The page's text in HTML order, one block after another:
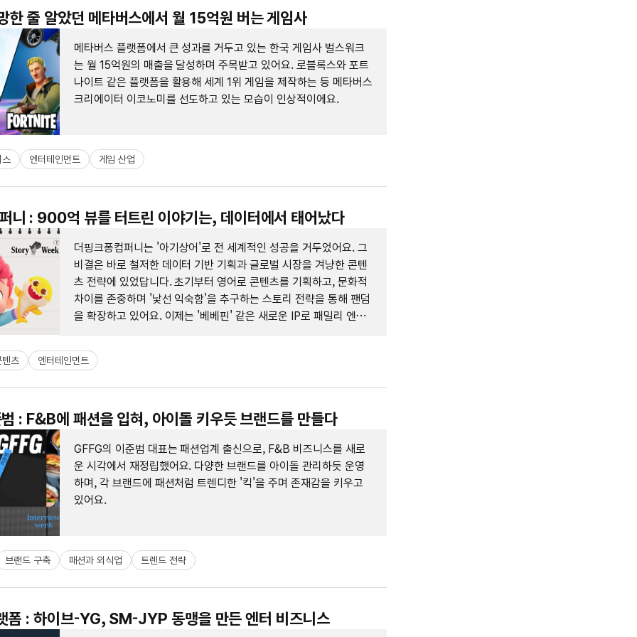
한 줄 알았던 메타버스에서 월 15억원 버는 게임사
메타버스 플랫폼에서 큰 성과를 거두고 있는 한국 게임사 벌스워크
는 월 15억원의 매출을 달성하며 주목받고 있어요. 로블록스와 포트
나이트 같은 플랫폼을 활용해 세계 1위 게임을 제작하는 등 메타버스
크리에이터 이코노미를 선도하고 있는 모습이 인상적이에요.
스 엔터테인먼트 게임 산업
니 : 900억 뷰를 터트린 이야기는, 데이터에서 태어났다
더핑크퐁컴퍼니는 '아기상어'로 전 세계적인 성공을 거두었어요. 그
비결은 바로 철저한 데이터 기반 기획과 글로벌 시장을 겨냥한 콘텐
츠 전략에 있었답니다. 초기부터 영어로 콘텐츠를 기획하고, 문화적
차이를 존중하며 '낯선 익숙함'을 추구하는 스토리 전략을 통해 팬덤
을 확장하고 있어요. 이제는 '베베핀' 같은 새로운 IP로 패밀리 엔터
텐츠 엔터테인먼트
: F&B에 패션을 입혀, 아이돌 키우듯 브랜드를 만들다
GFFG의 이준범 대표는 패션업계 출신으로, F&B 비즈니스를 새로
운 시각에서 재정립했어요. 다양한 브랜드를 아이돌 관리하듯 운영
하며, 각 브랜드에 패션처럼 트렌디한 '킥'을 주며 존재감을 키우고
있어요.
브랜드 구축 패션과 외식업 트렌드 전략
폼 : 하이브-YG, SM-JYP 동맹을 만든 엔터 비즈니스